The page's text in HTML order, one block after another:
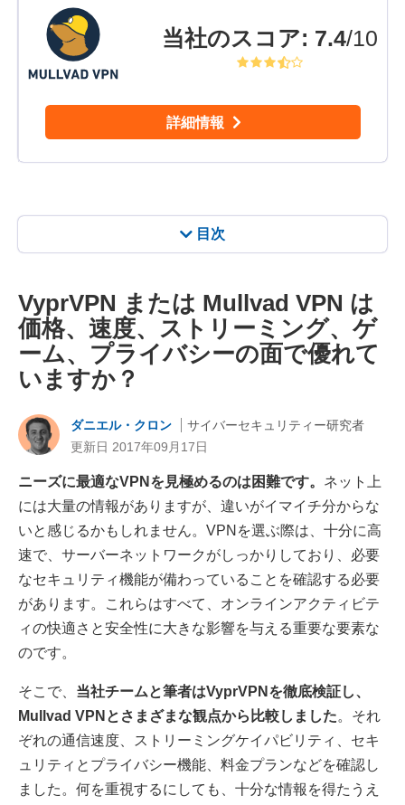
目次
当社のスコア: 7.4/10
詳細情報
VyprVPN または Mullvad VPN は
価格、速度、ストリーミング、ゲ
ーム、プライバシーの面で優れて
いますか？
ダニエル・クロン
サイバーセキュリティー研究者
更新日 2017年09月17日
ニーズに最適なVPNを見極めるのは困難です。 ネット上
には大量の情報がありますが、違いがイマイチ分からな
いと感じるかもしれません。VPNを選ぶ際は、十分に高
速で、サーバーネットワークがしっかりしており、必要
なセキュリティ機能が備わっていることを確認する必要
があります。これらはすべて、オンラインアクティビテ
ィの快適さと安全性に大きな影響を与える重要な要素な
のです。
そこで、 当社チームと筆者はVyprVPNを徹底検証し、
Mullvad VPNとさまざまな観点から比較しました。それ
ぞれの通信速度、ストリーミングケイパビリティ、セキ
ュリティとプライバシー機能、料金プランなどを確認し
ました。何を重視するにしても、十分な情報を得たうえ